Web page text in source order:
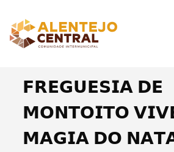
𝗙𝗥𝗘𝗚𝗨𝗘𝗦𝗜𝗔 𝗗𝗘
𝗠𝗢𝗡𝗧𝗢𝗜𝗧𝗢
𝗠𝗔𝗚𝗜𝗔 𝗗𝗢